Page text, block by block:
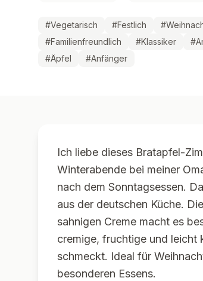
#Vegetarisch #Festlich #
#Familienfreundlich #Klassiker #
#Äpfel #Anfänger
Ich liebe dieses Bratapfel-
Winterabende bei meiner
nach dem Sonntagsessen.
aus der deutschen Küche.
sahnigen Creme macht es
cremige, fruchtige und leicht
schmeckt. Ideal für
besonderen Essens.